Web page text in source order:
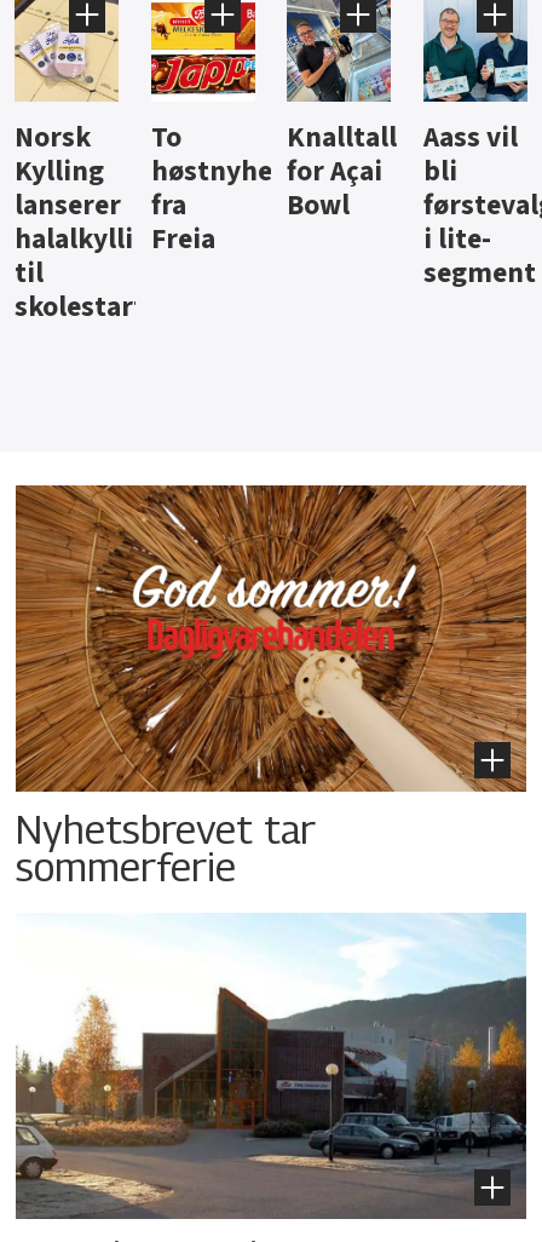
Knalltall
for Açai
Bowl
Aass vil
bli
førstevalg
i lite-
Brus og
jus fra
Berentsen
Hard
iste fra
Hansa
Nyhetsbrevet tar
sommerferie